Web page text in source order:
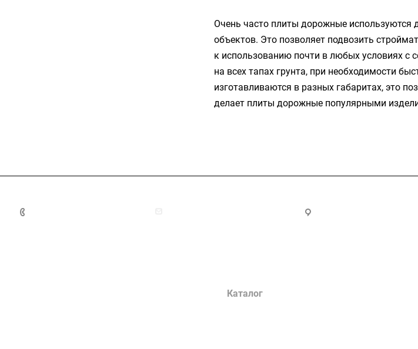
Очень часто плиты дорожные используются
объектов. Это позволяет подвозить
к использованию почти в любых условиях с
на всех тапах грунта, при необходимости
изготавливаются в разных габаритах, это
делает плиты дорожные популярными
Каталог